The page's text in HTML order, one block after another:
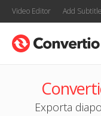
Video Editor Add
Exporta